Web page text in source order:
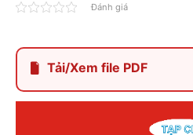
Đánh giá
Tải/Xem file PDF